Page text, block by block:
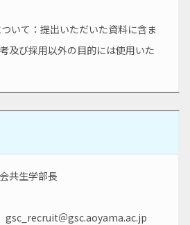
いて：提出いただいた資料に含ま
及び採用以外の目的には使用いた
共生学部長
gsc_recruit＠gsc.aoyama.ac.jp